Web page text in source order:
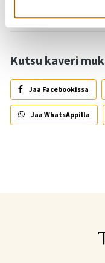
Kutsu kaveri
Jaa Facebookissa
Jaa WhatsAppilla